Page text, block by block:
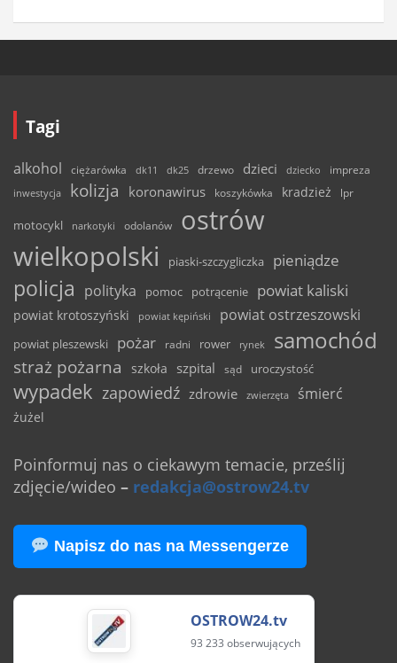
Tagi
alkohol ciężarówka dk11 dk25 drzewo dzieci dziecko
impreza
inwestycja
kolizja koronawirus koszykówka kradzież lpr
motocykl narkotyki odolanów
ostrów
wielkopolski
piaski-szczygliczka pieniądze
policja polityka pomoc potrącenie powiat kaliski
powiat krotoszyński powiat kępiński powiat ostrzeszowski
powiat pleszewski pożar radni rower rynek samochód
straż pożarna szkoła szpital sąd uroczystość
wypadek zapowiedź zdrowie zwierzęta śmierć
żużel
Poinformuj nas o ciekawym temacie, prześlij
zdjęcie/wideo – redakcja@ostrow24.tv
Napisz do nas na Messengerze
OSTROW24.tv
93 233 obserwujących